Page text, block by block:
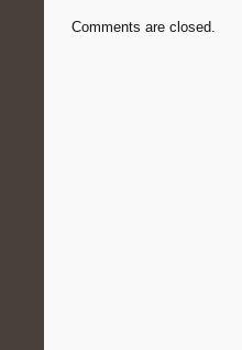
Comments are closed.